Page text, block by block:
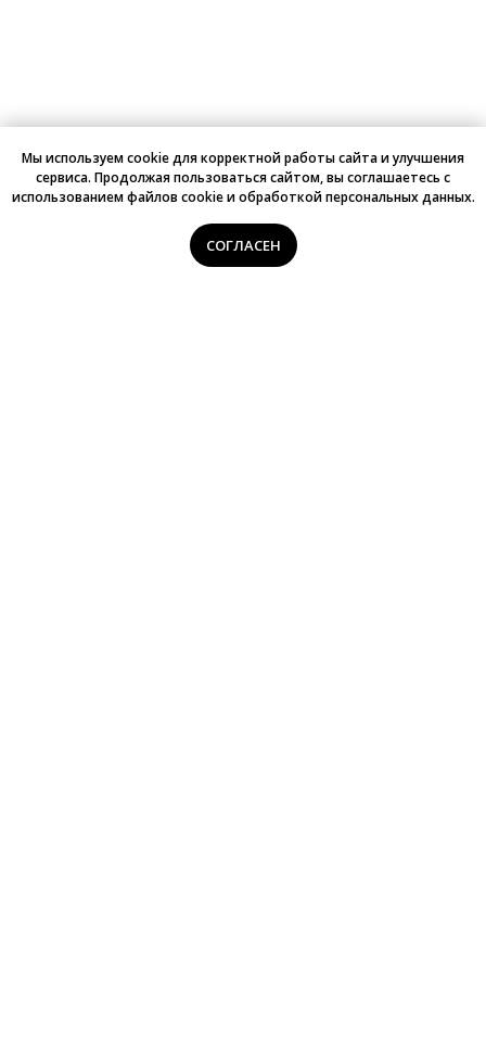
Мы используем cookie для корректной работы сайта и улучшения
сервиса. Продолжая пользоваться сайтом, вы соглашаетесь с
использованием файлов cookie и обработкой персональных данных.
СОГЛАСЕН